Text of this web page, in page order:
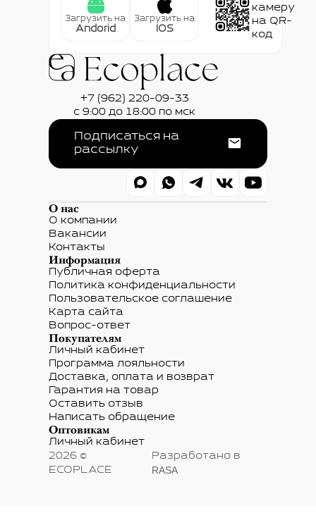
Загрузить на
Andorid
Загрузить на
IOS
камеру
на QR-
код
+7 (962) 220-09-33
с 9:00 до 18:00 по мск
Подписаться на
рассылку
О нас
О компании
Вакансии
Контакты
Информация
Публичная оферта
Политика конфиденциальности
Пользовательское соглашение
Карта сайта
Вопрос-ответ
Покупателям
Личный кабинет
Программа лояльности
Доставка, оплата и возврат
Гарантия на товар
Оставить отзыв
Написать обращение
Оптовикам
Личный кабинет
2026 ©
ECOPLACE
Разработано в
RASA